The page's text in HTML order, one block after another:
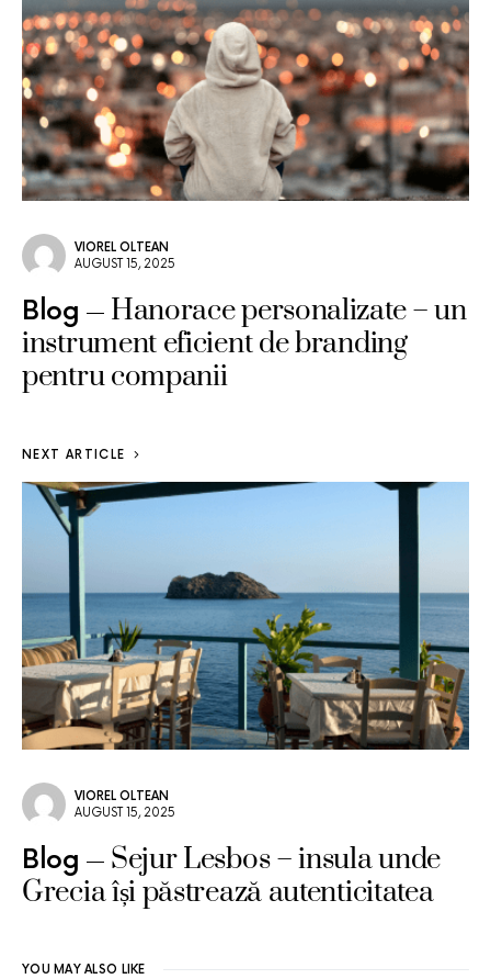
VIOREL OLTEAN
AUGUST 15, 2025
Blog
Hanorace personalizate – un
instrument eficient de branding
pentru companii
NEXT ARTICLE
VIOREL OLTEAN
AUGUST 15, 2025
Blog
Sejur Lesbos – insula unde
Grecia își păstrează autenticitatea
YOU MAY ALSO LIKE